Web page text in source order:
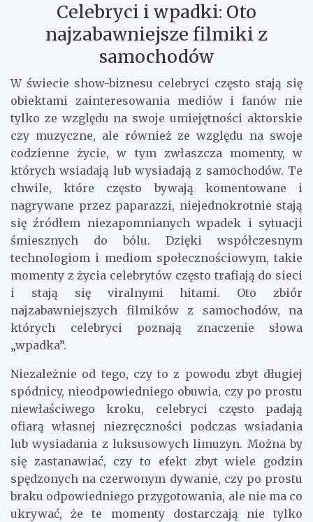
Celebryci i wpadki: Oto
najzabawniejsze filmiki z
samochodów
W świecie show-biznesu celebryci często stają się
obiektami zainteresowania mediów i fanów nie
tylko ze względu na swoje umiejętności aktorskie
czy muzyczne, ale również ze względu na swoje
codzienne życie, w tym zwłaszcza momenty, w
których wsiadają lub wysiadają z samochodów. Te
chwile, które często bywają komentowane i
nagrywane przez paparazzi, niejednokrotnie stają
się źródłem niezapomnianych wpadek i sytuacji
śmiesznych do bólu. Dzięki współczesnym
technologiom i mediom społecznościowym, takie
momenty z życia celebrytów często trafiają do sieci
i stają się viralnymi hitami. Oto zbiór
najzabawniejszych filmików z samochodów, na
których celebryci poznają znaczenie słowa
„wpadka”.
Niezależnie od tego, czy to z powodu zbyt długiej
spódnicy, nieodpowiedniego obuwia, czy po prostu
niewłaściwego kroku, celebryci często padają
ofiarą własnej niezręczności podczas wsiadania
lub wysiadania z luksusowych limuzyn. Można by
się zastanawiać, czy to efekt zbyt wiele godzin
spędzonych na czerwonym dywanie, czy po prostu
braku odpowiedniego przygotowania, ale nie ma co
ukrywać, że te momenty dostarczają nie tylko